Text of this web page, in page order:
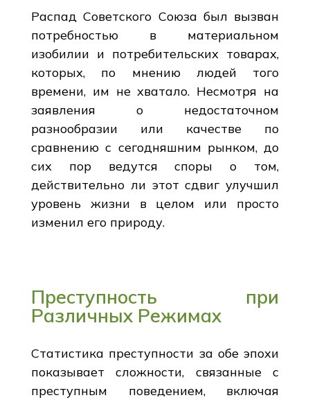
Распад Советского Союза был вызван
потребностью в материальном
изобилии и потребительских товарах,
которых, по мнению людей того
времени, им не хватало. Несмотря на
заявления о недостаточном
разнообразии или качестве по
сравнению с сегодняшним рынком, до
сих пор ведутся споры о том,
действительно ли этот сдвиг улучшил
уровень жизни в целом или просто
изменил его природу.
Преступность при
Различных Режимах
Статистика преступности за обе эпохи
показывает сложности, связанные с
преступным поведением, включая